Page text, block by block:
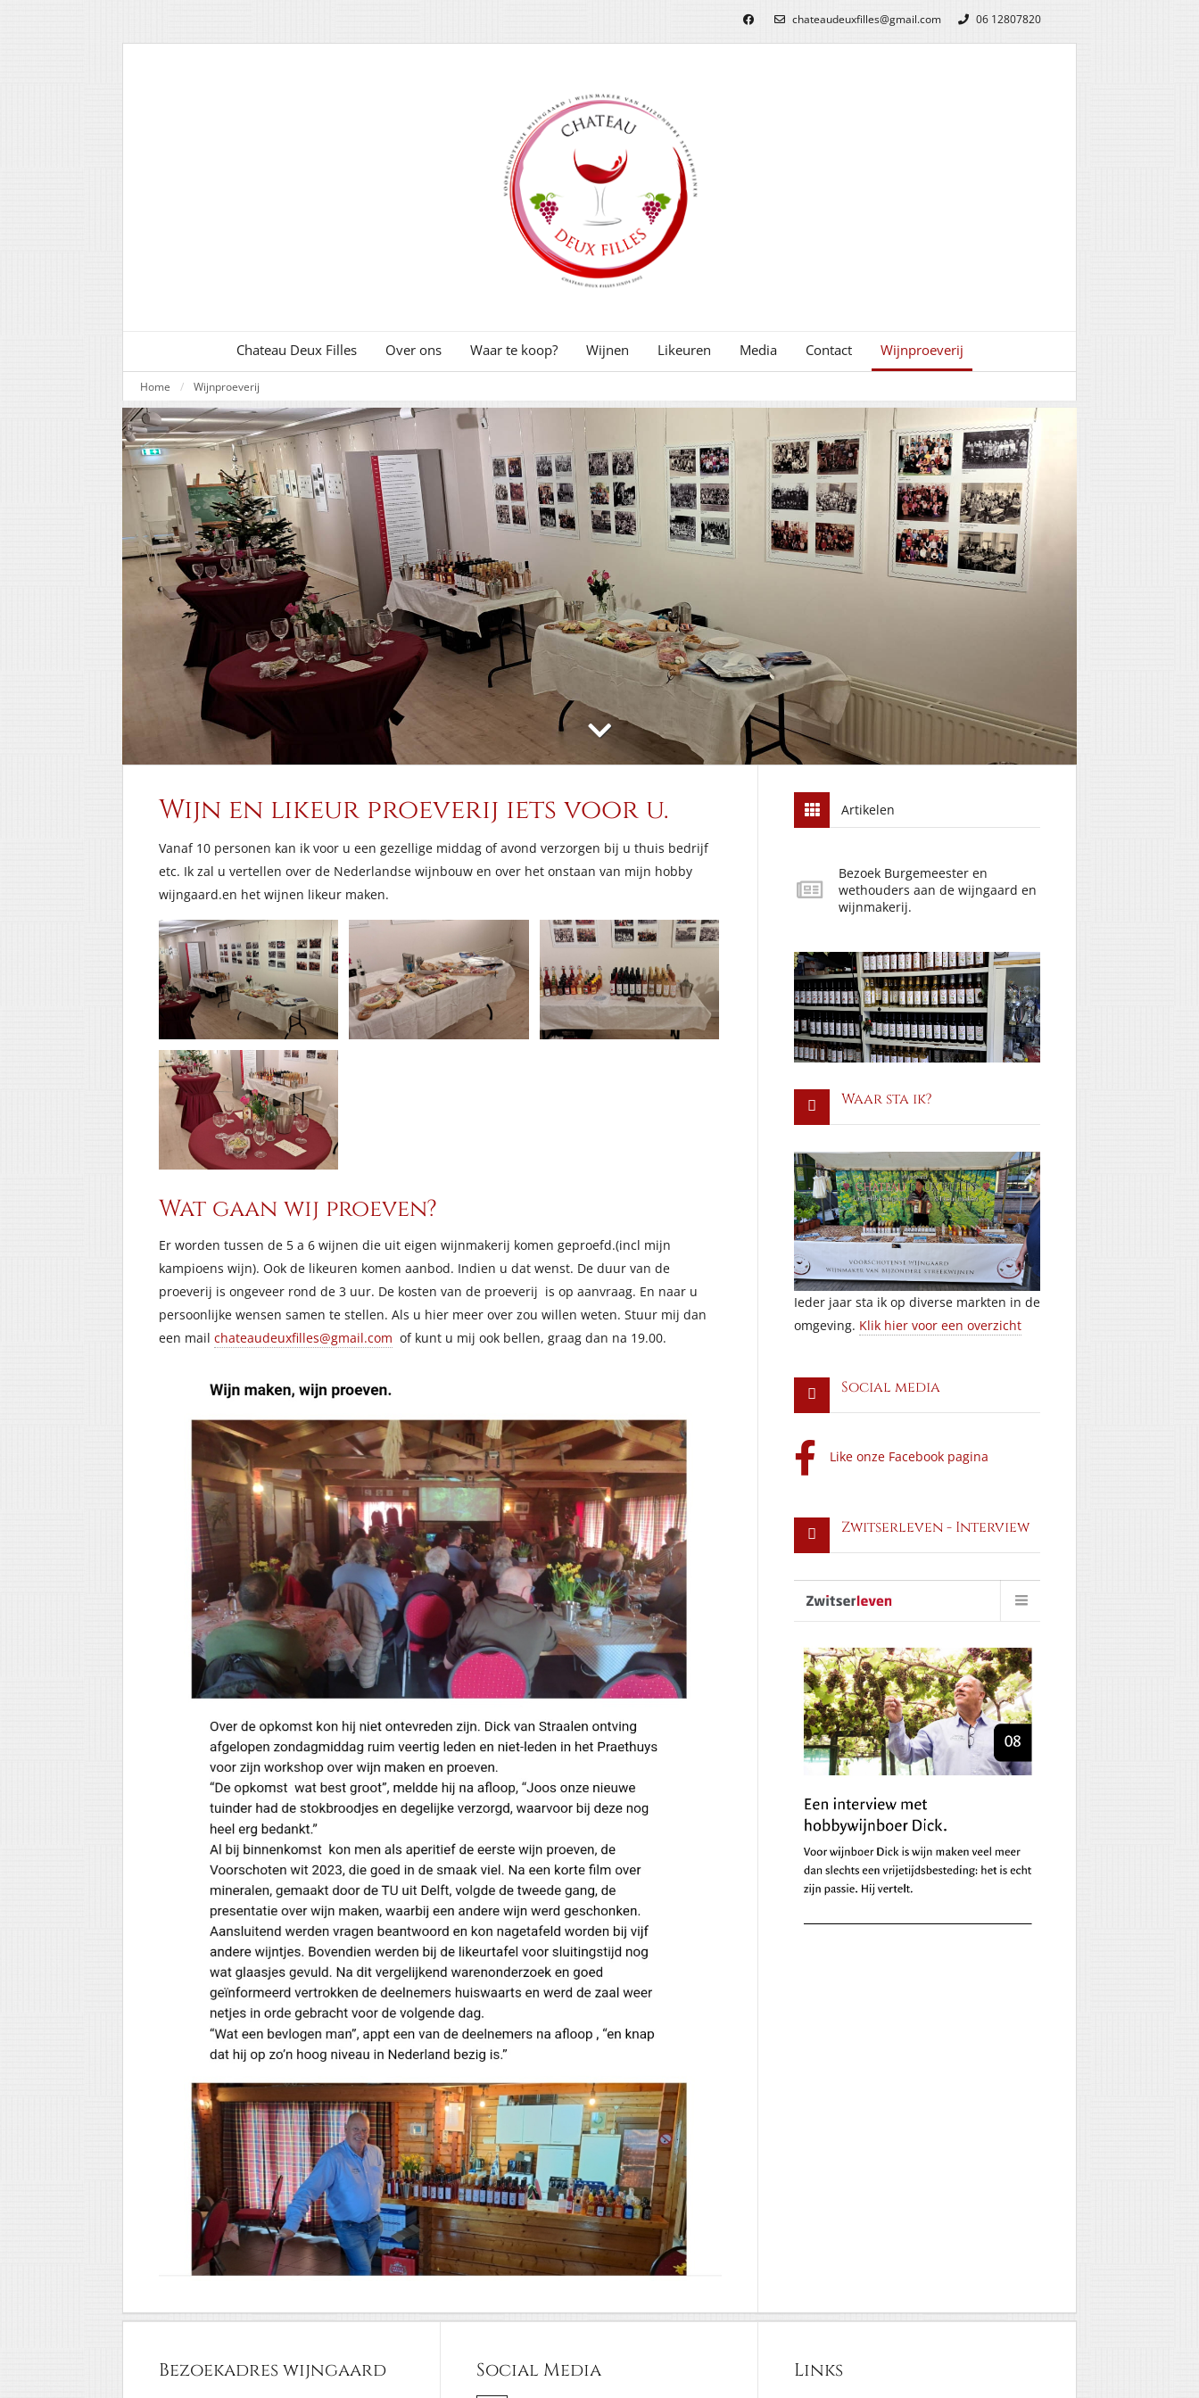
chateaudeuxfilles@gmail.com 06 12807820
Chateau Deux Filles Over ons Waar te koop? Wijnen Likeuren Media Contact Wijnproeverij
Home Wijnproeverij
Wijn en likeur proeverij iets voor u.
Vanaf 10 personen kan ik voor u een gezellige middag of avond verzorgen bij u thuis bedrijf
etc. Ik zal u vertellen over de Nederlandse wijnbouw en over het onstaan van mijn hobby
wijngaard.en het wijnen likeur maken.
Wat gaan wij proeven?
Er worden tussen de 5 a 6 wijnen die uit eigen wijnmakerij komen geproefd.(incl mijn
kampioens wijn). Ook de likeuren komen aanbod. Indien u dat wenst. De duur van de
proeverij is ongeveer rond de 3 uur. De kosten van de proeverij is op aanvraag. En naar u
persoonlijke wensen samen te stellen. Als u hier meer over zou willen weten. Stuur mij dan
een mail chateaudeuxfilles@gmail.com of kunt u mij ook bellen, graag dan na 19.00.
Artikelen
Bezoek Burgemeester en
wethouders aan de wijngaard en
wijnmakerij.
Waar sta ik?
Ieder jaar sta ik op diverse markten in de
omgeving. Klik hier voor een overzicht
Social media
Like onze Facebook pagina
Zwitserleven - Interview
Bezoekadres wijngaard Social Media Links